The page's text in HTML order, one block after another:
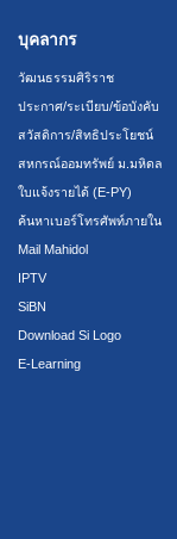
บุคลากร
วัฒนธรรมศิริราช
ประกาศ/ระเบียบ/ข้อบังคับ
สวัสดิการ/สิทธิประโยชน์
สหกรณ์ออมทรัพย์ ม.มหิดล
ใบแจ้งรายได้ (E-PY)
ค้นหาเบอร์โทรศัพท์ภายใน
Mail Mahidol
IPTV
SiBN
Download Si Logo
E-Learning